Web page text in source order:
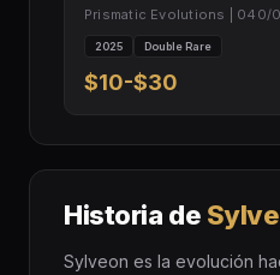
Prismatic Evolutions | 040/
2025 Double Rare
$10-$30
Historia de
Sylveon es la evolución